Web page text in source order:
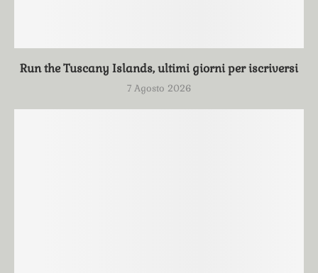
Run the Tuscany Islands, ultimi giorni per iscriversi
7 Agosto 2026